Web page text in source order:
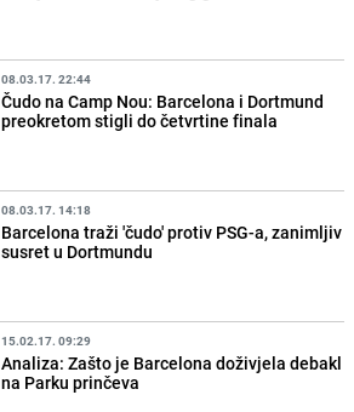
08.03.17. 22:44
Čudo na Camp Nou: Barcelona i Dortmund
preokretom stigli do četvrtine finala
08.03.17. 14:18
Barcelona traži 'čudo' protiv PSG-a, zanimljiv
susret u Dortmundu
15.02.17. 09:29
Analiza: Zašto je Barcelona doživjela debakl
na Parku prinčeva